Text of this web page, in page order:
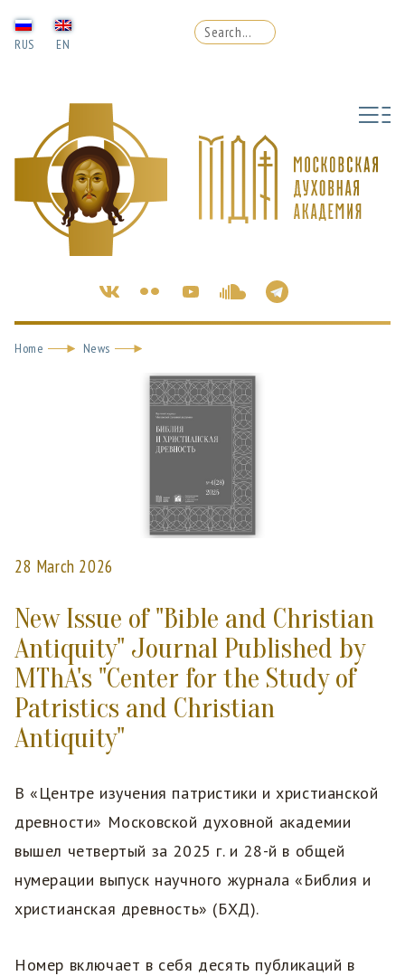
RUS EN
Home News
28 March 2026
New Issue of "Bible and Christian
Antiquity" Journal Published by
MThA's "Center for the Study of
Patristics and Christian
Antiquity"
В «Центре изучения патристики и христианской
древности» Московской духовной академии
вышел четвертый за 2025 г. и 28-й в общей
нумерации выпуск научного журнала «Библия и
христианская древность» (БХД).
Номер включает в себя десять публикаций в